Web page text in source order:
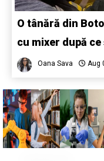
O tânără din
cu mixer după
Oana Sava Aug